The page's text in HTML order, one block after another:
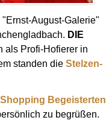
August-Galerie"
DIE
als Profi-Hofierer in
standen die Stelzen-
Shopping Begeisterten
zu begrüßen.